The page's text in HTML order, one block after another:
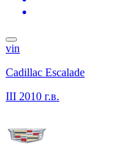
vin
Cadillac Escalade
III 2010 г.в.